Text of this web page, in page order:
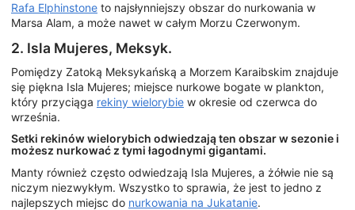
Rafa Elphinstone to najsłynniejszy obszar do nurkowania w
Marsa Alam, a może nawet w całym Morzu Czerwonym.
2. Isla Mujeres, Meksyk.
Pomiędzy Zatoką Meksykańską a Morzem Karaibskim znajduje
się piękna Isla Mujeres; miejsce nurkowe bogate w plankton,
który przyciąga rekiny wielorybie w okresie od czerwca do
września.
Setki rekinów wielorybich odwiedzają ten obszar w sezonie i
możesz nurkować z tymi łagodnymi gigantami.
Manty również często odwiedzają Isla Mujeres, a żółwie nie są
niczym niezwykłym. Wszystko to sprawia, że jest to jedno z
najlepszych miejsc do nurkowania na Jukatanie.